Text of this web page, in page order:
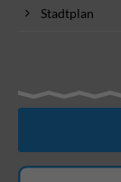
Stadtplan